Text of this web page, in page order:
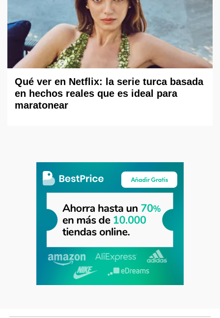
Qué ver en Netflix: la serie turca basada
en hechos reales que es ideal para
maratonear